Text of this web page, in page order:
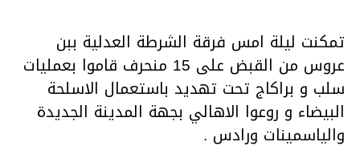
تمكنت ليلة امس فرقة الشرطة العدلية ببن
عروس من القبض على 15 منحرف قاموا بعمليات
سلب و براكاج تحت تهديد باستعمال الاسلحة
البيضاء و روعوا الاهالي بجهة المدينة الجديدة
والياسمينات ورادس .